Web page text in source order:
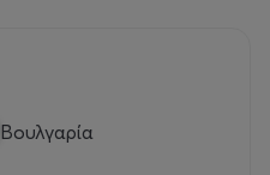
Βουλγαρία